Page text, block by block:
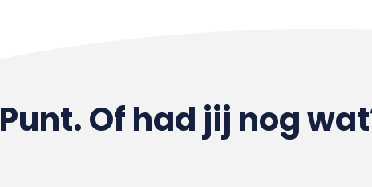
Punt. Of had jij nog